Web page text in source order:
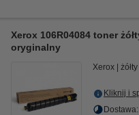
Xerox 106R04084 toner
oryginalny
Xerox żółty
Kliknij i